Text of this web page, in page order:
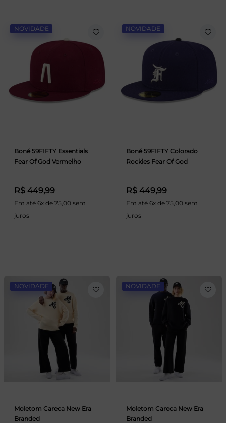
NOVIDADE
Boné 59FIFTY Essentials
Fear Of God Vermelho
R$ 449,99
Em até 6x de 75,00 sem
juros
NOVIDADE
Boné 59FIFTY Colorado
Rockies Fear Of God
R$ 449,99
Em até 6x de 75,00 sem
juros
NOVIDADE
Moletom Careca New Era
Branded
NOVIDADE
Moletom Careca New Era
Branded